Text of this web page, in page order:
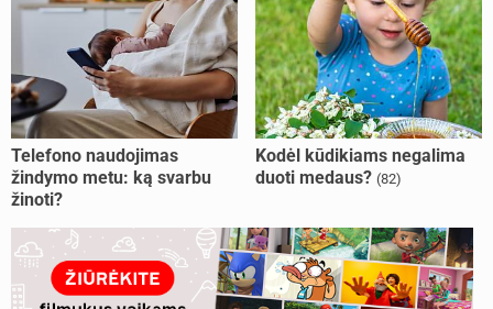
Telefono naudojimas
žindymo metu: ką svarbu
žinoti?
Kodėl kūdikiams negalima
duoti medaus? (82)